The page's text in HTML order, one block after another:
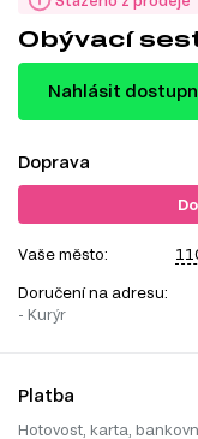
Obývací
Nahlásit
Doprava
Vaše město:
Doručení na adresu:
- Kurýr
Platba
Hotovost, karta,